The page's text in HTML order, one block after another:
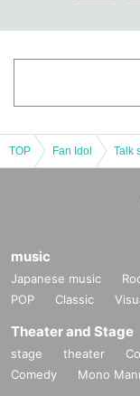
TOP Fan Idol Talk
music
Japanese music
POP
Classic
Theater and Stage
stage theater
Comedy
Mono